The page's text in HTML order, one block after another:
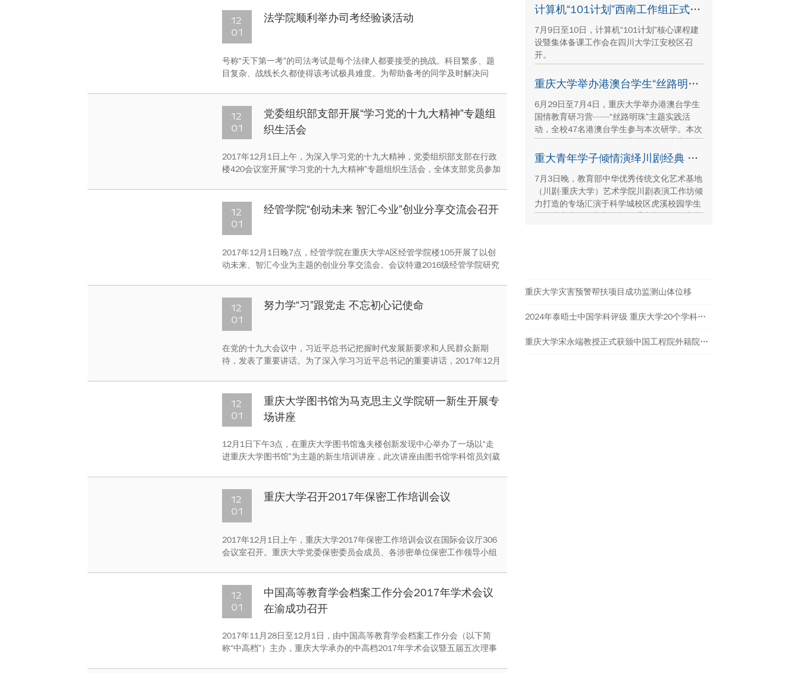
参加学习。
12
01
法学院顺利举办司考经验谈活动
号称“天下第一考”的司法考试是每个法律人都要接受的挑战。科目繁多、题
目复杂、战线长久都使得该考试极具难度。为帮助备考的同学及时解决问
12
01
党委组织部支部开展“学习党的十九大精神”专题组
织生活会
2017年12月1日上午，为深入学习党的十九大精神，党委组织部支部在行政
楼420会议室开展“学习党的十九大精神”专题组织生活会，全体支部党员参加
12
01
经管学院“创动未来 智汇今业”创业分享交流会召开
2017年12月1日晚7点，经管学院在重庆大学A区经管学院楼105开展了以创
动未来、智汇今业为主题的创业分享交流会。会议特邀2016级经管学院研究
12
01
努力学“习”跟党走 不忘初心记使命
在党的十九大会议中，习近平总书记把握时代发展新要求和人民群众新期
待，发表了重要讲话。为了深入学习习近平总书记的重要讲话，2017年12月
12
01
重庆大学图书馆为马克思主义学院研一新生开展专
场讲座
12月1日下午3点，在重庆大学图书馆逸夫楼创新发现中心举办了一场以“走
进重庆大学图书馆”为主题的新生培训讲座，此次讲座由图书馆学科馆员刘葳
12
01
重庆大学召开2017年保密工作培训会议
2017年12月1日上午，重庆大学2017年保密工作培训会议在国际会议厅306
会议室召开。重庆大学党委保密委员会成员、各涉密单位保密工作领导小组
12
01
中国高等教育学会档案工作分会2017年学术会议
在渝成功召开
​2017年11月28日至12月1日，由中国高等教育学会档案工作分会（以下简
称“中高档”）主办，重庆大学承办的中高档2017年学术会议暨五届五次理事
庆大学国际合作与交流处处长兼留学生事务管
理中心主任阳春出席活动，双方相关职能负责
人、教师代表及来华留学生代表共同参与。
计算机“101计划”西南工作组正式成立
7月9日至10日，计算机“101计划”核心课程建
设暨集体备课工作会在四川大学江安校区召
开。
重庆大学举办港澳台学生“丝路明珠”国情教育研习营
6月29日至7月4日，重庆大学举办港澳台学生
国情教育研习营——“丝路明珠”主题实践活
动，全校47名港澳台学生参与本次研学。本次
活动组织同学们沿河西走廊赴兰州、张掖、嘉
峪关、敦煌多地实地走访，深入了解国家在丝
路文明传承、世界文化遗产保护、西北地质生
态治理等方面的建设成就与发展路径。
重大青年学子倾情演绎川剧经典 让传统文化在校园“活”起来
7月3日晚，教育部中华优秀传统文化艺术基地
（川剧·重庆大学）艺术学院川剧表演工作坊倾
力打造的专场汇演于科学城校区虎溪校园学生
活动中心小剧场举办，紧扣重庆市第八届大学
重庆大学灾害预警帮扶项目成功监测山体位移
2024年泰晤士中国学科评级 重庆大学20个学科评为A类
重庆大学宋永端教授正式获颁中国工程院外籍院士证书